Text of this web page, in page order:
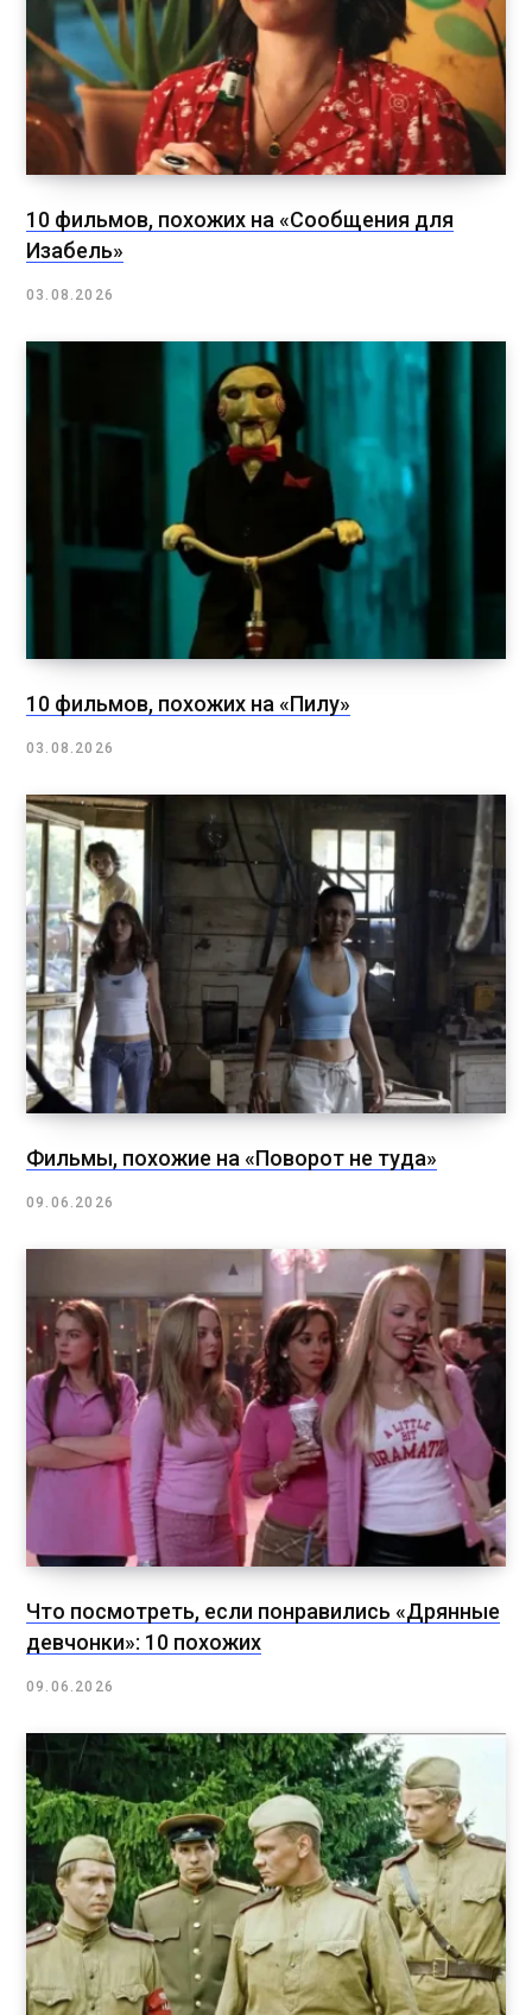
10 фильмов, похожих на «Сообщения для
Изабель»
03.08.2026
10 фильмов, похожих на «Пилу»
03.08.2026
Фильмы, похожие на «Поворот не туда»
09.06.2026
Что посмотреть, если понравились «Дрянные
девчонки»: 10 похожих
09.06.2026